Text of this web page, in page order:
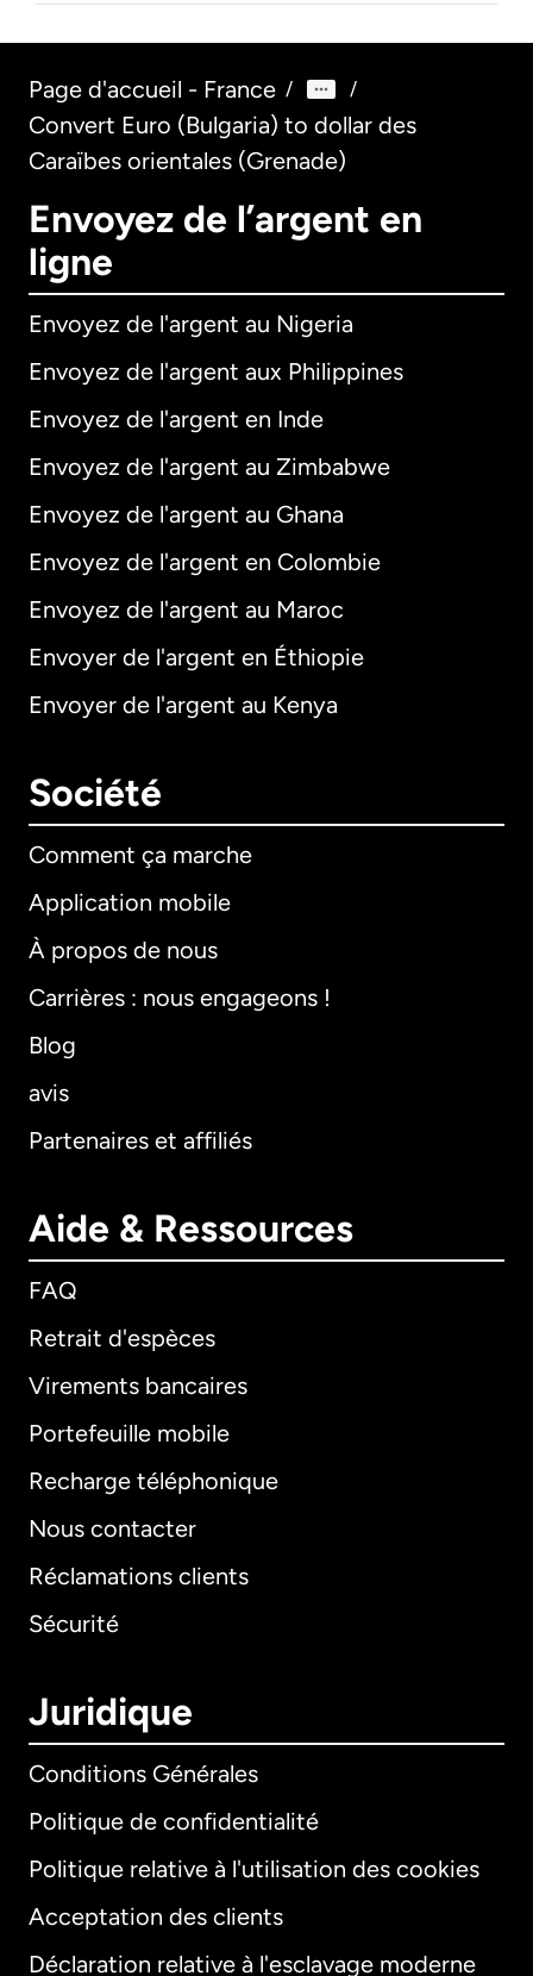
Page d'accueil - France / /
Convert Euro (Bulgaria) to dollar des
Caraïbes orientales (Grenade)
Envoyez de l’argent en
ligne
Envoyez de l'argent au Nigeria
Envoyez de l'argent aux Philippines
Envoyez de l'argent en Inde
Envoyez de l'argent au Zimbabwe
Envoyez de l'argent au Ghana
Envoyez de l'argent en Colombie
Envoyez de l'argent au Maroc
Envoyer de l'argent en Éthiopie
Envoyer de l'argent au Kenya
Société
Comment ça marche
Application mobile
À propos de nous
Carrières : nous engageons !
Blog
avis
Partenaires et affiliés
Aide & Ressources
FAQ
Retrait d'espèces
Virements bancaires
Portefeuille mobile
Recharge téléphonique
Nous contacter
Réclamations clients
Sécurité
Juridique
Conditions Générales
Politique de confidentialité
Politique relative à l'utilisation des cookies
Acceptation des clients
Déclaration relative à l'esclavage moderne